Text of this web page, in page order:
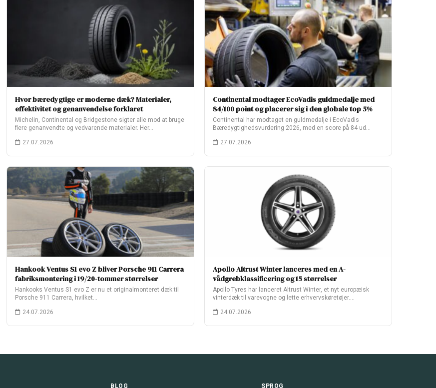
Hvor bæredygtige er moderne dæk? Materialer,
effektivitet og genanvendelse forklaret
Michelin, Continental og Bridgestone sigter alle mod at bruge
flere genanvendte og vedvarende materialer. Her…
27.07.2026
Continental modtager EcoVadis guldmedalje med
84/100 point og placerer sig i den globale top 5%
Continental har modtaget en guldmedalje i EcoVadis
Bæredygtighedsvurdering 2026, med en score på 84 ud…
27.07.2026
Hankook Ventus S1 evo Z bliver Porsche 911 Carrera
fabriksmontering i 19/20-tommer størrelser
Hankooks Ventus S1 evo Z er nu et originalmonteret dæk til
Porsche 911 Carrera, hvilket…
24.07.2026
Apollo Altrust Winter lanceres med en A-
vådgrebklassificering og 15 størrelser
Apollo Tyres har lanceret Altrust Winter, et nyt europæisk
vinterdæk til varevogne og lette erhvervskøretøjer.…
24.07.2026
BLOG SPROG